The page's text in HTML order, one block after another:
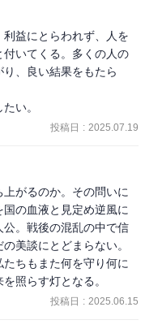
事大きく成長します
として、石油の事業を
ていきます。
かつ自分の利益より日
て、自然と会社も成長
した。
益にとらわれず、人を
いてくる。多くの人の
、良い結果をもたら
い。
投稿日 : 2025.07.19
がるのか。その問いに
の血液と見定め逆風に
。戦後の混乱の中で信
美談にとどまらない。
ちもまた何を守り何に
照らす灯となる。
投稿日 : 2025.06.15